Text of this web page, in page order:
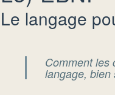
Le langage
Comment les
langage, bien